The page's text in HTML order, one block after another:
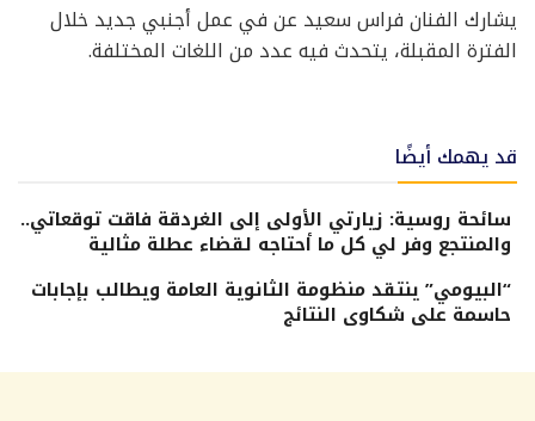
يشارك الفنان فراس سعيد عن في عمل أجنبي جديد خلال
الفترة المقبلة، يتحدث فيه عدد من اللغات المختلفة.
قد يهمك أيضًا
سائحة روسية: زيارتي الأولى إلى الغردقة فاقت توقعاتي..
والمنتجع وفر لي كل ما أحتاجه لقضاء عطلة مثالية
“البيومي” ينتقد منظومة الثانوية العامة ويطالب بإجابات
حاسمة على شكاوى النتائج